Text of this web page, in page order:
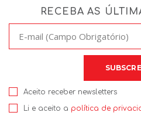
RECEBA AS
Aceito receber newsletters
Li e aceito a política de